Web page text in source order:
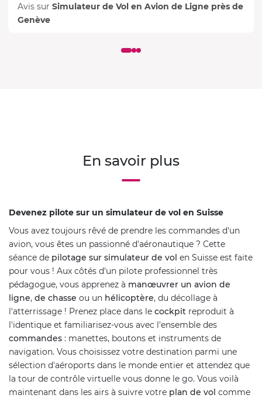
Avis sur Simulateur de Vol en Avion de Ligne près de
Genève
En savoir plus
Devenez pilote sur un simulateur de vol en Suisse
Vous avez toujours rêvé de prendre les commandes d'un
avion, vous êtes un passionné d'aéronautique ? Cette
séance de pilotage sur simulateur de vol en Suisse est faite
pour vous ! Aux côtés d'un pilote professionnel très
pédagogue, vous apprenez à manœuvrer un avion de
ligne, de chasse ou un hélicoptère, du décollage à
l'atterrissage ! Prenez place dans le cockpit reproduit à
l'identique et familiarisez-vous avec l'ensemble des
commandes : manettes, boutons et instruments de
navigation. Vous choisissez votre destination parmi une
sélection d'aéroports dans le monde entier et attendez que
la tour de contrôle virtuelle vous donne le go. Vous voilà
maintenant dans les airs à suivre votre plan de vol comme